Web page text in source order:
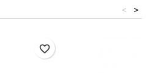
>
<
favorite_border